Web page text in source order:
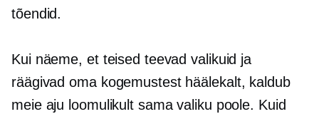
tõendid.
Kui näeme, et teised teevad valikuid ja
räägivad oma kogemustest häälekalt, kaldub
meie aju loomulikult sama valiku poole. Kuid